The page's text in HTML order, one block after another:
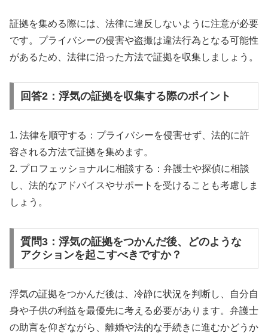
証拠を集める際には、法律に違反しないように注意が必要
です。プライバシーの侵害や盗撮は違法行為となる可能性
があるため、法律に沿った方法で証拠を収集しましょう。
回答2：浮気の証拠を収集する際のポイント
1. 法律を順守する：プライバシーを侵害せず、法的に許
容される方法で証拠を集めます。
2. プロフェッショナルに相談する：弁護士や探偵に相談
し、法的なアドバイスやサポートを受けることも考慮しま
しょう。
質問3：浮気の証拠をつかんだ後、どのような
アクションを起こすべきですか？
浮気の証拠をつかんだ後は、冷静に状況を判断し、自分自
身や子供の利益を最優先に考える必要があります。弁護士
の助言を仰ぎながら、離婚や法的な手続きに進むかどうか